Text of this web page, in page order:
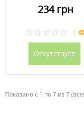
234 грн
0
Отсутствует
Показано с 1 по 7 из 7